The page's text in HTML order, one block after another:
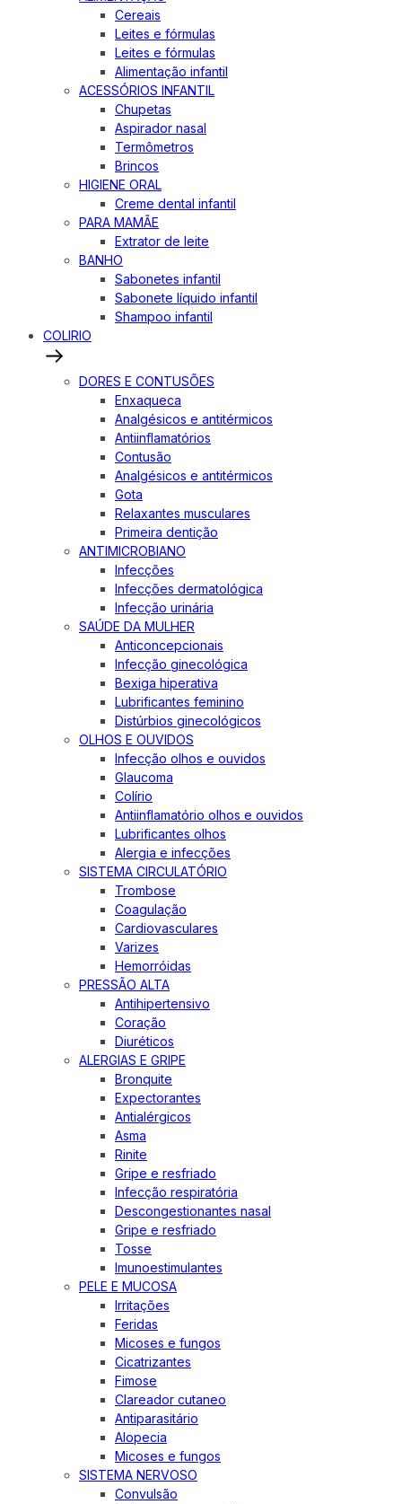
Cereais
Leites e fórmulas
Leites e fórmulas
Alimentação infantil
ACESSÓRIOS INFANTIL
Chupetas
Aspirador nasal
Termômetros
Brincos
HIGIENE ORAL
Creme dental infantil
PARA MAMÃE
Extrator de leite
BANHO
Sabonetes infantil
Sabonete líquido infantil
Shampoo infantil
COLIRIO
DORES E CONTUSÕES
Enxaqueca
Analgésicos e antitérmicos
Antiinflamatórios
Contusão
Analgésicos e antitérmicos
Gota
Relaxantes musculares
Primeira dentição
ANTIMICROBIANO
Infecções
Infecções dermatológica
Infecção urinária
SAÚDE DA MULHER
Anticoncepcionais
Infecção ginecológica
Bexiga hiperativa
Lubrificantes feminino
Distúrbios ginecológicos
OLHOS E OUVIDOS
Infecção olhos e ouvidos
Glaucoma
Colírio
Antiinflamatório olhos e ouvidos
Lubrificantes olhos
Alergia e infecções
SISTEMA CIRCULATÓRIO
Trombose
Coagulação
Cardiovasculares
Varizes
Hemorróidas
PRESSÃO ALTA
Antihipertensivo
Coração
Diuréticos
ALERGIAS E GRIPE
Bronquite
Expectorantes
Antialérgicos
Asma
Rinite
Gripe e resfriado
Infecção respiratória
Descongestionantes nasal
Gripe e resfriado
Tosse
Imunoestimulantes
PELE E MUCOSA
Irritações
Feridas
Micoses e fungos
Cicatrizantes
Fimose
Clareador cutaneo
Antiparasitário
Alopecia
Micoses e fungos
SISTEMA NERVOSO
Convulsão